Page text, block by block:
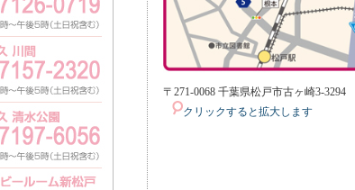
〒271-0068 千葉県松戸市古ヶ崎3-3294
クリックすると拡大します